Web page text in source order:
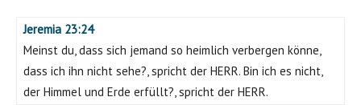
Jeremia 23:24
Meinst du, dass sich jemand so heimlich verbergen könne,
dass ich ihn nicht sehe?, spricht der HERR. Bin ich es nicht,
der Himmel und Erde erfüllt?, spricht der HERR.